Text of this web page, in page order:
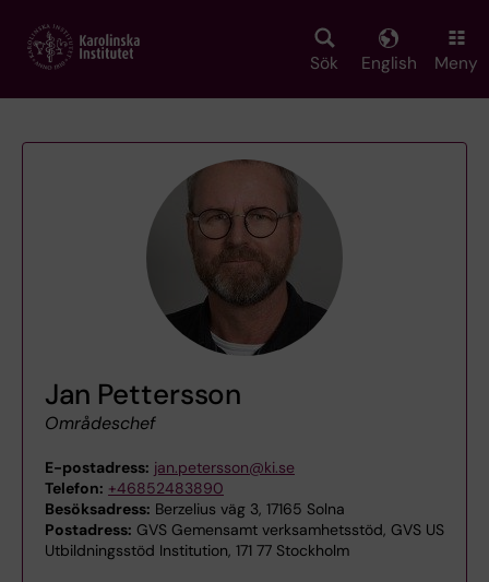
main
Sök English Meny
Jan Pettersson
Områdeschef
E-postadress: jan.petersson@ki.se
Telefon: +46852483890
Besöksadress: Berzelius väg 3, 17165 Solna
Postadress: GVS Gemensamt verksamhetsstöd, GVS US
Utbildningsstöd Institution, 171 77 Stockholm